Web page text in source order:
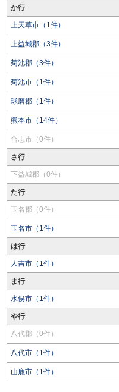
か行
上天草市（1件）
上益城郡（3件）
菊池郡（3件）
菊池市（1件）
球磨郡（1件）
熊本市（14件）
合志市（0件）
さ行
下益城郡（0件）
た行
玉名郡（0件）
玉名市（1件）
は行
人吉市（1件）
ま行
水俣市（1件）
や行
八代郡（0件）
八代市（1件）
山鹿市（1件）